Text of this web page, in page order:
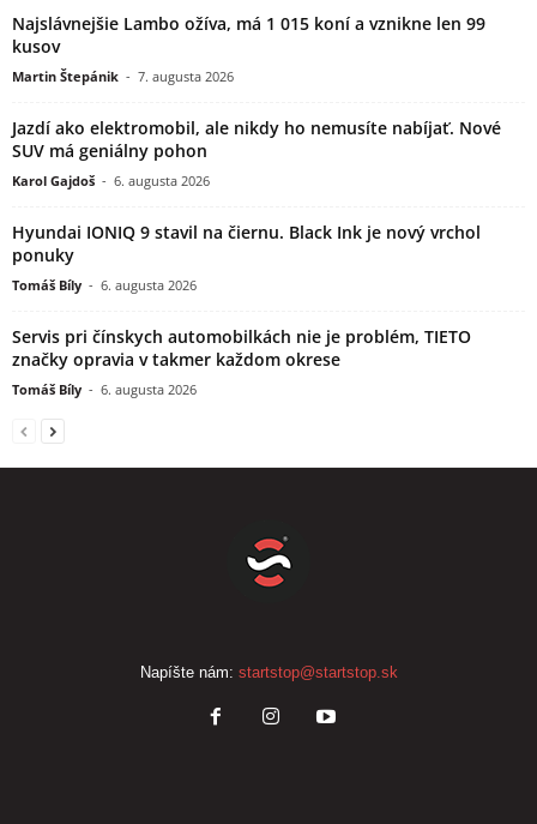
Najslávnejšie Lambo ožíva, má 1 015 koní a vznikne len 99
kusov
Martin Štepánik - 7. augusta 2026
Jazdí ako elektromobil, ale nikdy ho nemusíte nabíjať. Nové
SUV má geniálny pohon
Karol Gajdoš - 6. augusta 2026
Hyundai IONIQ 9 stavil na čiernu. Black Ink je nový vrchol
ponuky
Tomáš Bíly - 6. augusta 2026
Servis pri čínskych automobilkách nie je problém, TIETO
značky opravia v takmer každom okrese
Tomáš Bíly - 6. augusta 2026
Napíšte nám: startstop@startstop.sk